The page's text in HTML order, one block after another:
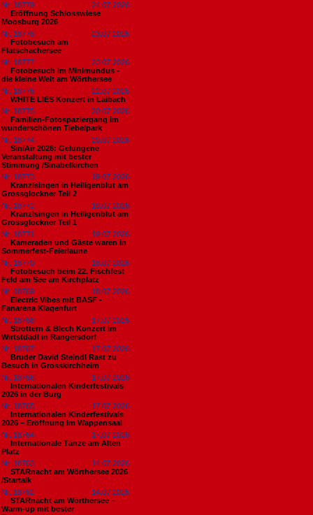
Nr. 18779
24.07.2026
Eröffnung Schlosswiese
Moosburg 2026
Nr. 18778
23.07.2026
Fotobesuch am
Flatschachersee
Nr. 18777
23.07.2026
Fotobesuch im Minimundus -
die kleine Welt am Wörthersee
Nr. 18776
22.07.2026
WHITE LIES Konzert in Laibach
Nr. 18775
20.07.2026
Familien-Fotospaziergang im
wunderschönen Tiebelpark
Nr. 18774
20.07.2026
SiniAir 2026: Gelungene
Veranstaltung mit bester
Stimmung /Sinabelkirchen
Nr. 18773
19.07.2026
Kranzlsingen in Heiligenblut am
Grossglockner Teil 2
Nr. 18772
19.07.2026
Kranzlsingen in Heiligenblut am
Grossglockner Teil 1
Nr. 18771
19.07.2026
Kameraden und Gäste waren in
Sommerfest-Feierlaune
Nr. 18770
18.07.2026
Fotobesuch beim 22. Fischfest
Feld am See am Kirchplatz
Nr. 18769
18.07.2026
Electric Vibes mit BASF -
Fanarena Klagenfurt
Nr. 18768
17.07.2026
Strottern & Blech Konzert im
Wirtstdadl in Rangersdorf
Nr. 18767
17.07.2026
Bruder David Steindl Rast zu
Besuch in Grosskirchheim
Nr. 18766
17.07.2026
Internationalen Kinderfestivals
2026 in der Burg
Nr. 18765
17.07.2026
Internationalen Kinderfestivals
2026 – Eröffnung im Wappensaal
Nr. 18764
17.07.2026
Internationale Tänze am Alten
Platz
Nr. 18763
14.07.2026
STARnacht am Wörthersee 2026
/Startalk
Nr. 18762
14.07.2026
STARnacht am Wörthersee –
Warm-up mit bester